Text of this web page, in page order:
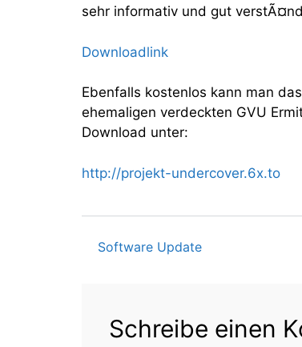
sehr informativ und gut
Downloadlink
Ebenfalls kostenlos kann man
ehemaligen verdeckten GVU
Download unter:
http://projekt-undercover.6x.to
Software Update
Schreibe einen